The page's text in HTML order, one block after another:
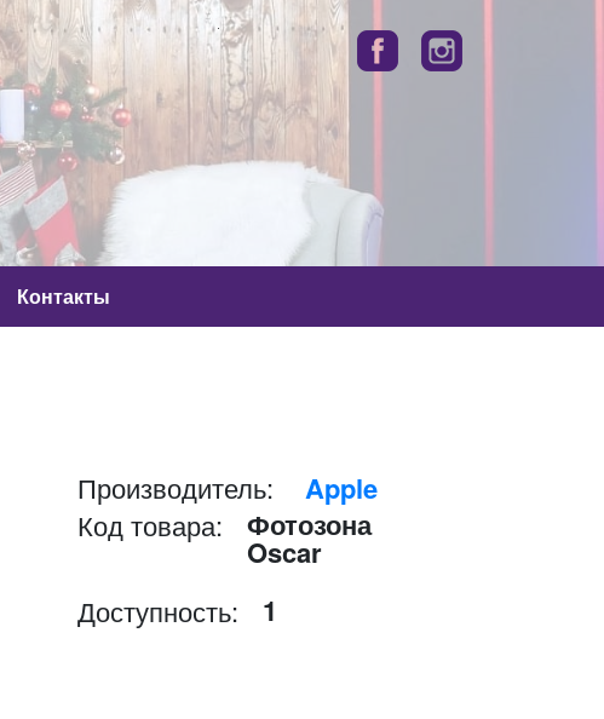
Контакты
Производитель: Apple
Код товара: Фотозона
Oscar
Доступность: 1